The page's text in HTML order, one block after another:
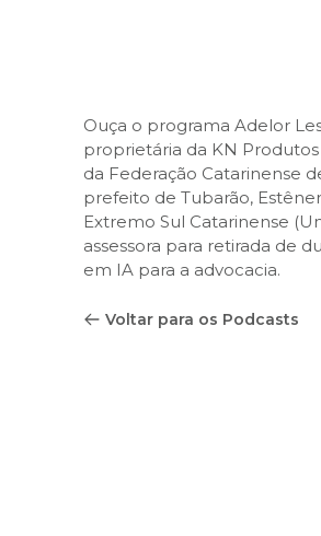
Ouça o programa Adelor
proprietária da KN
da Federação Catarinense
prefeito de Tubarão,
Extremo Sul Catarinense
assessora para retirada de
em IA para a advocacia.
Voltar para os Podcasts